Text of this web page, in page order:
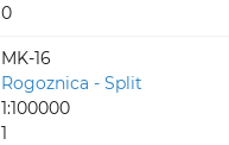
0
MK-16
Rogoznica - Split
1:100000
1